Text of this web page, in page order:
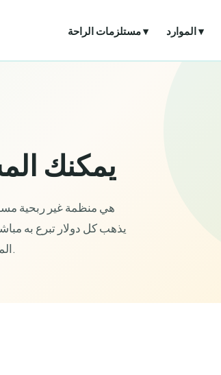
مستلزمات الراحة ▾ الموارد ▾
يمكنك
المحتاجين. وإليك كيف يمكنك المساعدة.